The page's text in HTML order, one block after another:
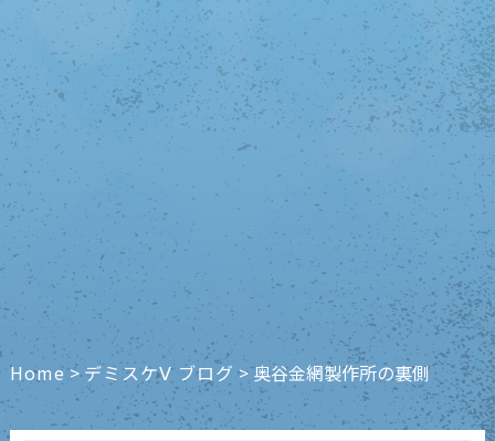
Home>デミスケⅤ ブログ >奥谷金網製作所の裏側